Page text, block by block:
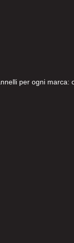
per ogni